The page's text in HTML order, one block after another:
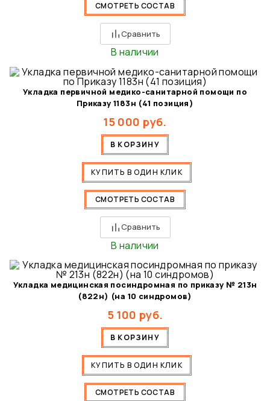
СМОТРЕТЬ СОСТАВ
Сравнить
В наличии
Укладка первичной медико-санитарной помощи по
Приказу 1183н (41 позиция)
15 000 руб.
В КОРЗИНУ
КУПИТЬ В ОДИН КЛИК
СМОТРЕТЬ СОСТАВ
Сравнить
В наличии
Укладка медицинская посиндромная по приказу № 213н
(822н) (на 10 синдромов)
5 100 руб.
В КОРЗИНУ
КУПИТЬ В ОДИН КЛИК
СМОТРЕТЬ СОСТАВ